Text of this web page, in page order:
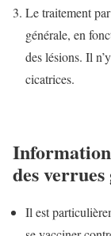
Le traitement
générale, en
des lésions. Il
cicatrices.
des
Il est